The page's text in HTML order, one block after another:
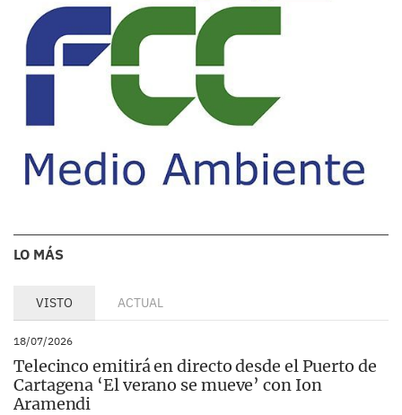
LO MÁS
VISTO ACTUAL
18/07/2026
Telecinco emitirá en directo desde el Puerto de
Cartagena ‘El verano se mueve’ con Ion
Aramendi